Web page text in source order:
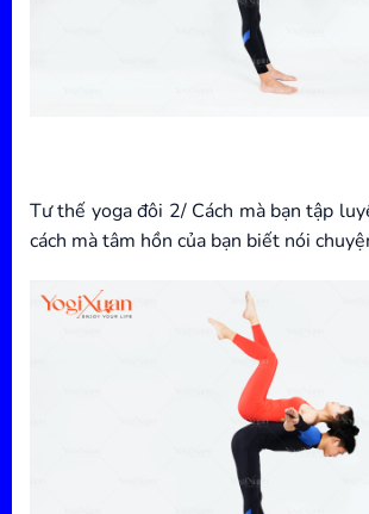
Tư thế yoga đôi 2/ Cách mà bạn tập
cách mà tâm hồn của bạn biết nói